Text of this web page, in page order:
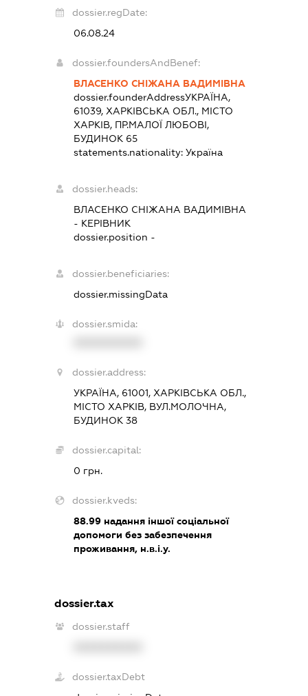
dossier.regDate:
06.08.24
dossier.foundersAndBenef:
ВЛАСЕНКО СНІЖАНА ВАДИМІВНА
dossier.founderAddressУКРАЇНА,
61039, ХАРКІВСЬКА ОБЛ., МІСТО
ХАРКІВ, ПР.МАЛОЇ ЛЮБОВІ,
БУДИНОК 65
statements.nationality:Україна
dossier.heads:
ВЛАСЕНКО СНІЖАНА ВАДИМІВНА
- КЕРІВНИК
dossier.position -
dossier.beneficiaries:
dossier.missingData
dossier.smida:
dossier.address:
УКРАЇНА, 61001, ХАРКІВСЬКА ОБЛ.,
МІСТО ХАРКІВ, ВУЛ.МОЛОЧНА,
БУДИНОК 38
dossier.capital:
0 грн.
dossier.kveds:
88.99 надання іншої соціальної
допомоги без забезпечення
проживання, н.в.і.у.
dossier.tax
dossier.staff
dossier.taxDebt